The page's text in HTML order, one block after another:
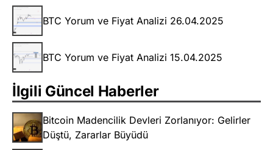
BTC Yorum ve Fiyat Analizi 26.04.2025
BTC Yorum ve Fiyat Analizi 15.04.2025
İlgili Güncel Haberler
Bitcoin Madencilik Devleri Zorlanıyor: Gelirler
Düştü, Zararlar Büyüdü